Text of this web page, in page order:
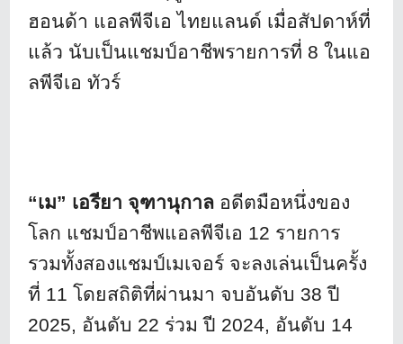
ฮอนด้า แอลพีจีเอ ไทยแลนด์ เมื่อสัปดาห์ที่
แล้ว นับเป็นแชมป์อาชีพรายการที่ 8 ในแอ
ลพีจีเอ ทัวร์
“เม” เอรียา จุฑานุกาล อดีตมือหนึ่งของ
โลก แชมป์อาชีพแอลพีจีเอ 12 รายการ
รวมทั้งสองแชมป์เมเจอร์ จะลงเล่นเป็นครั้ง
ที่ 11 โดยสถิติที่ผ่านมา จบอันดับ 38 ปี
2025, อันดับ 22 ร่วม ปี 2024, อันดับ 14